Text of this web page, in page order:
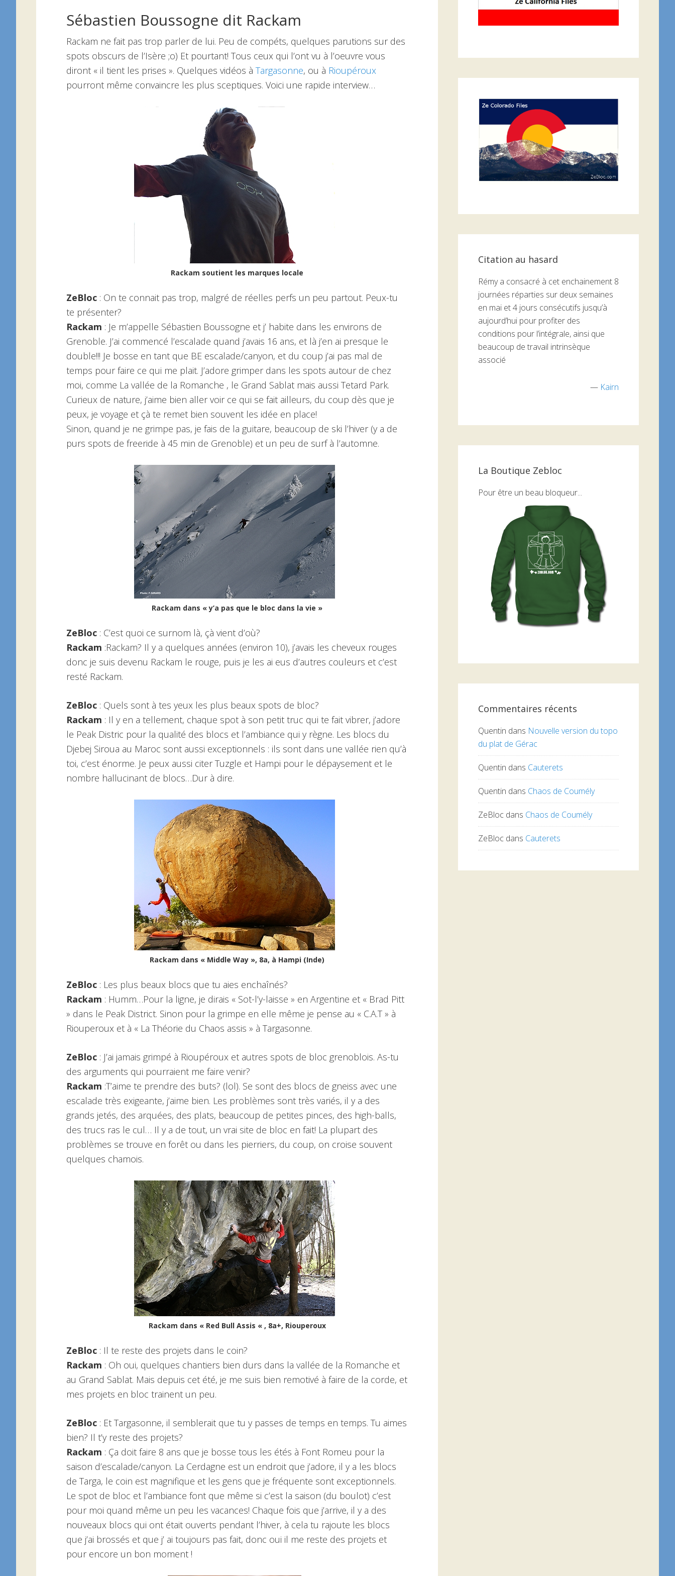
Sébastien Boussogne dit Rackam
Rackam ne fait pas trop parler de lui. Peu de compéts, quelques parutions sur des
spots obscurs de l’Isère ;o) Et pourtant! Tous ceux qui l’ont vu à l’oeuvre vous
diront « il tient les prises ». Quelques vidéos à Targasonne, ou à Rioupéroux
pourront même convaincre les plus sceptiques. Voici une rapide interview…
Rackam soutient les marques locale
ZeBloc : On te connait pas trop, malgré de réelles perfs un peu partout. Peux-tu
te présenter?
Rackam : Je m’appelle Sébastien Boussogne et j’ habite dans les environs de
Grenoble. J’ai commencé l’escalade quand j’avais 16 ans, et là j’en ai presque le
double!!! Je bosse en tant que BE escalade/canyon, et du coup j’ai pas mal de
temps pour faire ce qui me plait. J’adore grimper dans les spots autour de chez
moi, comme La vallée de la Romanche , le Grand Sablat mais aussi Tetard Park.
Curieux de nature, j’aime bien aller voir ce qui se fait ailleurs, du coup dès que je
peux, je voyage et çà te remet bien souvent les idée en place!
Sinon, quand je ne grimpe pas, je fais de la guitare, beaucoup de ski l’hiver (y a de
purs spots de freeride à 45 min de Grenoble) et un peu de surf à l’automne.
Rackam dans « y’a pas que le bloc dans la vie »
ZeBloc : C’est quoi ce surnom là, çà vient d’où?
Rackam :Rackam? Il y a quelques années (environ 10), j’avais les cheveux rouges
donc je suis devenu Rackam le rouge, puis je les ai eus d’autres couleurs et c’est
resté Rackam.
ZeBloc : Quels sont à tes yeux les plus beaux spots de bloc?
Rackam : Il y en a tellement, chaque spot à son petit truc qui te fait vibrer, j’adore
le Peak Distric pour la qualité des blocs et l’ambiance qui y règne. Les blocs du
Djebej Siroua au Maroc sont aussi exceptionnels : ils sont dans une vallée rien qu’à
toi, c’est énorme. Je peux aussi citer Tuzgle et Hampi pour le dépaysement et le
nombre hallucinant de blocs…Dur à dire.
Rackam dans « Middle Way », 8a, à Hampi (Inde)
ZeBloc : Les plus beaux blocs que tu aies enchaînés?
Rackam : Humm…Pour la ligne, je dirais « Sot-l’y-laisse » en Argentine et « Brad Pitt
» dans le Peak District. Sinon pour la grimpe en elle même je pense au « C.A.T » à
Riouperoux et à « La Théorie du Chaos assis » à Targasonne.
ZeBloc : J’ai jamais grimpé à Rioupéroux et autres spots de bloc grenoblois. As-tu
des arguments qui pourraient me faire venir?
Rackam :T’aime te prendre des buts? (lol). Se sont des blocs de gneiss avec une
escalade très exigeante, j’aime bien. Les problèmes sont très variés, il y a des
grands jetés, des arquées, des plats, beaucoup de petites pinces, des high-balls,
des trucs ras le cul… Il y a de tout, un vrai site de bloc en fait! La plupart des
problèmes se trouve en forêt ou dans les pierriers, du coup, on croise souvent
quelques chamois.
Rackam dans « Red Bull Assis « , 8a+, Riouperoux
ZeBloc : Il te reste des projets dans le coin?
Rackam : Oh oui, quelques chantiers bien durs dans la vallée de la Romanche et
au Grand Sablat. Mais depuis cet été, je me suis bien remotivé à faire de la corde, et
mes projets en bloc trainent un peu.
ZeBloc : Et Targasonne, il semblerait que tu y passes de temps en temps. Tu aimes
bien? Il t’y reste des projets?
Rackam : Ça doit faire 8 ans que je bosse tous les étés à Font Romeu pour la
saison d’escalade/canyon. La Cerdagne est un endroit que j’adore, il y a les blocs
de Targa, le coin est magnifique et les gens que je fréquente sont exceptionnels.
Le spot de bloc et l’ambiance font que même si c’est la saison (du boulot) c’est
pour moi quand même un peu les vacances! Chaque fois que j’arrive, il y a des
nouveaux blocs qui ont était ouverts pendant l’hiver, à cela tu rajoute les blocs
que j’ai brossés et que j’ ai toujours pas fait, donc oui il me reste des projets et
pour encore un bon moment !
Citation au hasard
Rémy a consacré à cet enchainement 8
journées réparties sur deux semaines
en mai et 4 jours consécutifs jusqu’à
aujourd’hui pour profiter des
conditions pour l’intégrale, ainsi que
beaucoup de travail intrinsèque
associé
— Kairn
La Boutique Zebloc
Pour être un beau bloqueur...
Commentaires récents
Quentin dans Nouvelle version du topo
du plat de Gérac
Quentin dans Cauterets
Quentin dans Chaos de Coumély
ZeBloc dans Chaos de Coumély
ZeBloc dans Cauterets